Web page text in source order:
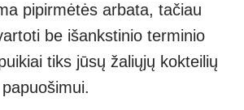
pipirmėtės arbata, tačiau
be išankstinio terminio
tiks jūsų žaliųjų kokteilių